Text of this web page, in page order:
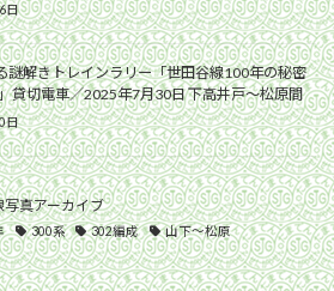
日
謎解きトレインラリー「世田谷線100年の秘密
貸切電車／2025年7月30日 下高井戸〜松原間
日
写真アーカイブ
300系 302編成 山下〜松原